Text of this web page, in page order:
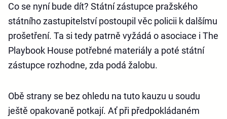
Co se nyní bude dít? Státní zástupce pražského
státního zastupitelství postoupil věc policii k dalšímu
prošetření. Ta si tedy patrně vyžádá o asociace i The
Playbook House potřebné materiály a poté státní
zástupce rozhodne, zda podá žalobu.
Obě strany se bez ohledu na tuto kauzu u soudu
ještě opakovaně potkají. Ať při předpokládaném